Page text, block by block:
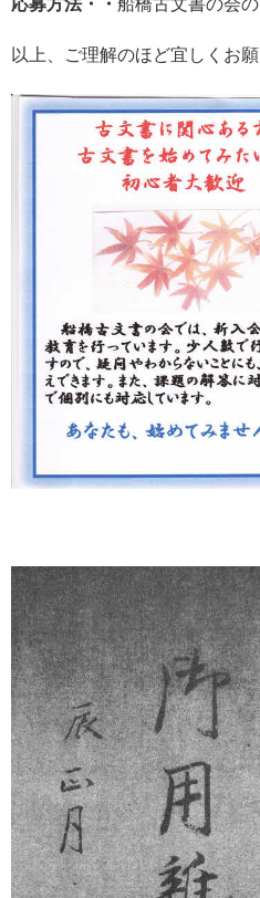
応募方法・・ 船橋古文書の会
以上、ご理解のほど宜しくお願